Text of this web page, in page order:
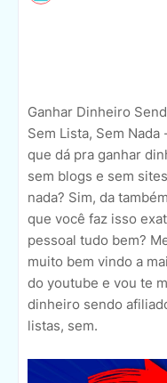
Ganhar Dinheiro
Sem Lista, Sem Nada
que dá pra ganhar
sem blogs e sem
nada? Sim, da
que você faz isso
pessoal tudo bem?
muito bem vindo a
do youtube e vou te
dinheiro sendo
listas, sem.